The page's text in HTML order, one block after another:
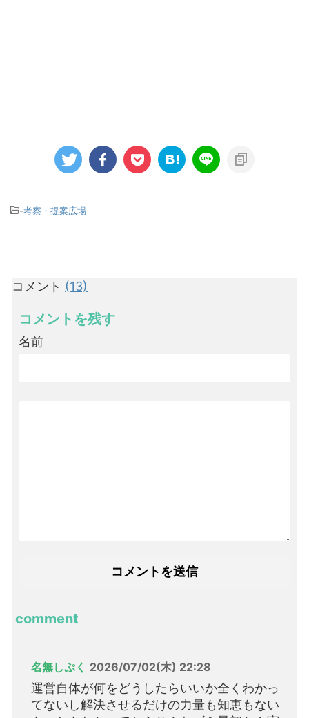
-考察・提案広場
コメント (13)
コメントを残す
名前
comment
名無しぷく 2026/07/02(木) 22:28
運営自体が何をどうしたらいいか全くわかっ
てないし解決させるだけの力量も知恵もない